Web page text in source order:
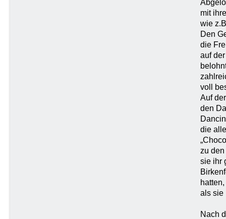
mit
wie
Den
die
auf
voll
Auf
den
die
zu
sie ihr
als sie
Nach